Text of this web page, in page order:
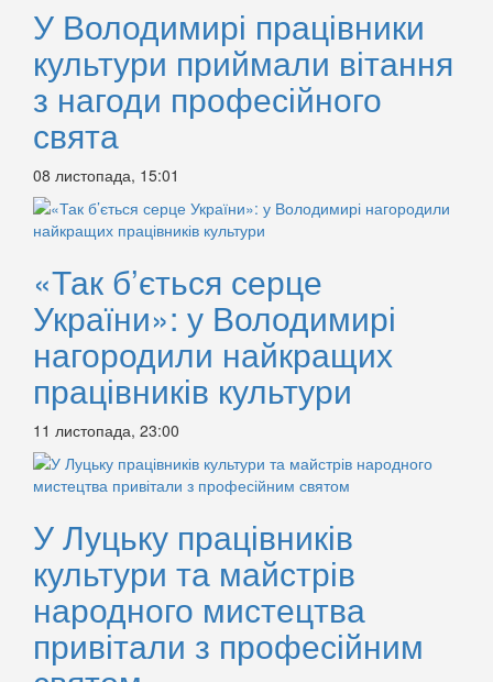
У Володимирі працівники
культури приймали вітання
з нагоди професійного
свята
08 листопада, 15:01
«Так б’ється серце
України»: у Володимирі
нагородили найкращих
працівників культури
11 листопада, 23:00
У Луцьку працівників
культури та майстрів
народного мистецтва
привітали з професійним